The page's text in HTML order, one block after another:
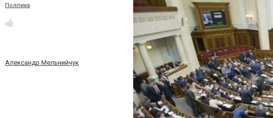
Політика
Александр Мельнийчук